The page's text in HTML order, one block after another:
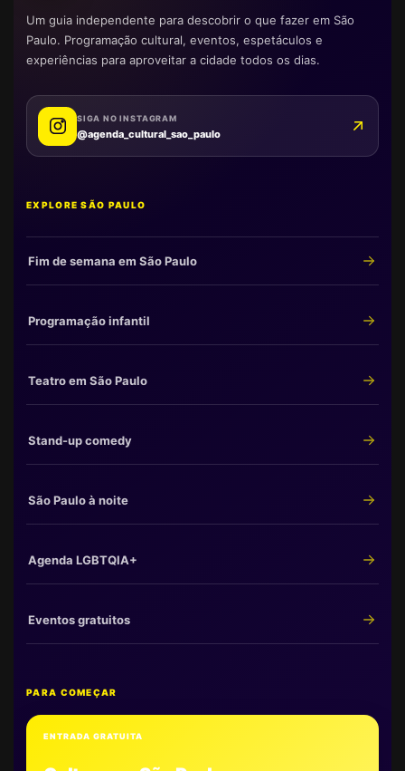
Um guia independente para descobrir o que fazer em São
Paulo. Programação cultural, eventos, espetáculos e
experiências para aproveitar a cidade todos os dias.
SIGA NO INSTAGRAM
@agenda_cultural_sao_paulo
EXPLORE SÃO PAULO
Fim de semana em São Paulo
Programação infantil
Teatro em São Paulo
Stand-up comedy
São Paulo à noite
Agenda LGBTQIA+
Eventos gratuitos
PARA COMEÇAR
ENTRADA GRATUITA